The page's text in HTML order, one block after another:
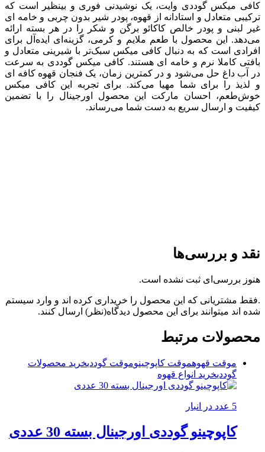
کافی میکس گوددی وایت، یک نوشیدنی فوری و بینظیر است که
ترکیبی متعادل و استادانه از قهوه، پودر شیر بدون چربی و خامه ای
غیر لبنی و پودر خالص کاکائو برگن و شکر را در هر بسته ارائه
می‌دهد. این محصول با طعم ملایم و کرمی، گزینه‌ای ایده‌آل برای
افرادی است که به دنبال کافی میکس سبک‌تر با شیرینی متعادل و
بافتی کاملا نرم و خامه ای هستند. کافی میکس گوددی به سرعت
در آب داغ حل می‌شود و در کمترین زمان، یک فنجان قهوه کافه ای
و لذیذ را برای شما مهیا می‌کند. برای تجربه این کافی میکس
خوش‌طعم، احسان مارکت این محصول اورجینال را با تضمین
کیفیت و ارسال سریع به دست شما می‌رساند.
نقد و بررسی‌ها
هنوز بررسی‌ای ثبت نشده است.
.فقط مشتریانی که این محصول را خریداری کرده اند و وارد سیستم
شده اند میتوانند برای این محصول دیدگاه(نظر) ارسال کنند.
محصولات مرتبط
موقت قهوهموقت کاپوچینوموقت گوددیخرید محصولات
گوددیخرید انواع قهوه
5 عدد در انبار
کاپوچینو گوددی اورجینال بسته 30 عددی